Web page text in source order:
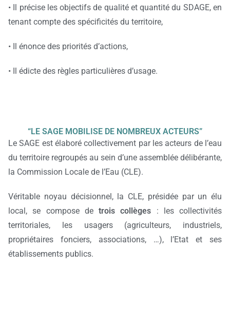
• Il précise les objectifs de qualité et quantité du SDAGE, en
tenant compte des spécificités du territoire,
• Il énonce des priorités d’actions,
• Il édicte des règles particulières d’usage.
“LE SAGE MOBILISE DE NOMBREUX ACTEURS”
Le SAGE est élaboré collectivement par les acteurs de l’eau
du territoire regroupés au sein d’une assemblée délibérante,
la Commission Locale de l’Eau (CLE).
Véritable noyau décisionnel, la CLE, présidée par un élu
local, se compose de trois collèges : les collectivités
territoriales, les usagers (agriculteurs, industriels,
propriétaires fonciers, associations, …), l’Etat et ses
établissements publics.